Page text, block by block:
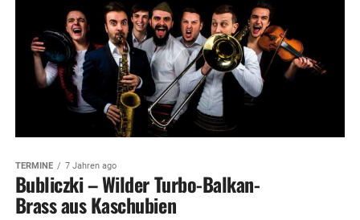
TERMINE 7 Jahren ago
Bubliczki – Wilder Turbo-Balkan-
Brass aus Kaschubien